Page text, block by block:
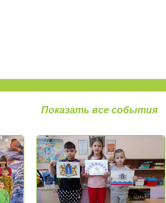
Показать все события